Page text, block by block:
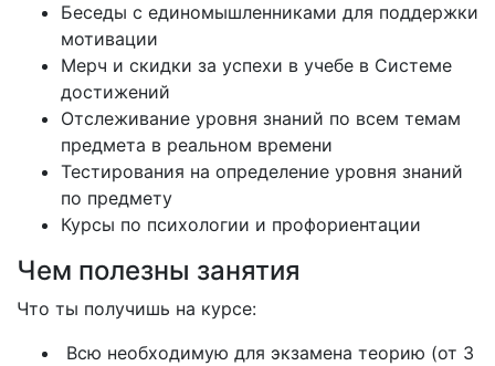
Беседы с единомышленниками для поддержки
мотивации
Мерч и скидки за успехи в учебе в Системе
достижений
Отслеживание уровня знаний по всем темам
предмета в реальном времени
Тестирования на определение уровня знаний
по предмету
Курсы по психологии и профориентации
Чем полезны занятия
Что ты получишь на курсе:
Всю необходимую для экзамена теорию (от 3